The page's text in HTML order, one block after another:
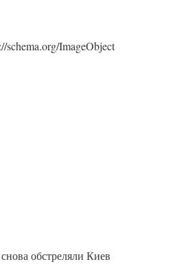
schema.org/ImageObject
обстреляли Киев